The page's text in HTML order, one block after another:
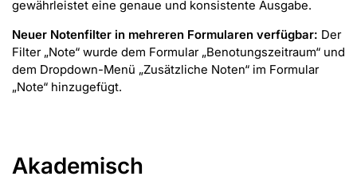
gewährleistet eine genaue und konsistente Ausgabe.
Neuer Notenfilter in mehreren Formularen verfügbar: Der
Filter „Note“ wurde dem Formular „Benotungszeitraum“ und
dem Dropdown-Menü „Zusätzliche Noten“ im Formular
„Note“ hinzugefügt.
Akademisch